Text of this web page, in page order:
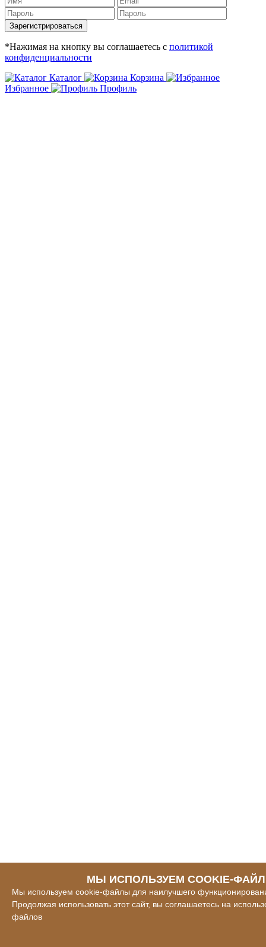
Зарегистрироваться
*Нажимая на кнопку вы соглашаетесь с политикой
конфиденциальности
Каталог
Корзина
Избранное
Профиль
МЫ ИСПОЛЬЗУЕМ COOKIE-
Мы используем cookie-файлы для наилучшего
Продолжая использовать этот сайт, вы соглашаетесь на
файлов